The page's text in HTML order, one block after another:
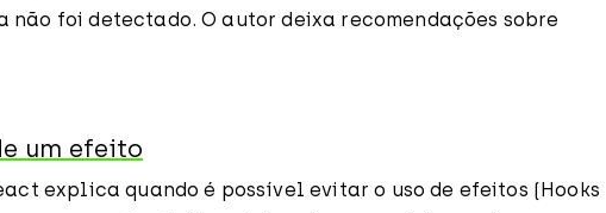
não foi detectado. O autor deixa recomendações sobre
um efeito
explica quando é possível evitar o uso de efeitos (Hooks